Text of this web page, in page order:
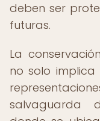
deben ser
futuras.
La
no solo
salvaguarda